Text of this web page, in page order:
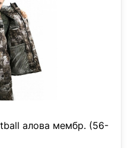
алова мембр. (56-